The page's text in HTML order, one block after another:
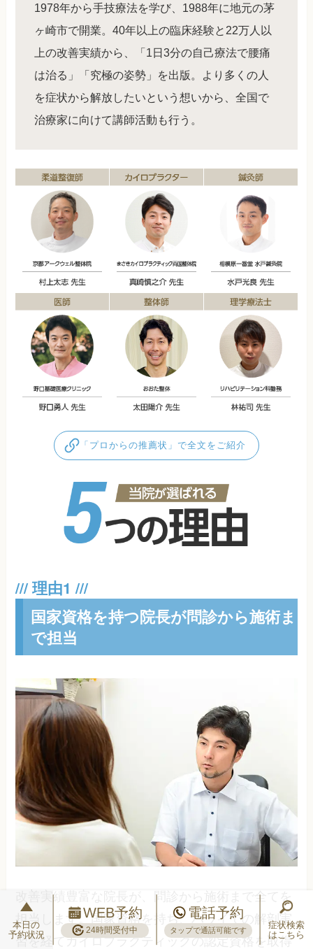
1978年から手技療法を学び、1988年に地元の茅
ヶ崎市で開業。40年以上の臨床経験と22万人以
上の改善実績から、「1日3分の自己療法で腰痛
は治る」「究極の姿勢」を出版。より多くの人
を症状から解放したいという想いから、全国で
治療家に向けて講師活動も行う。
「プロからの推薦状」で全文をご紹介
国家資格を持つ院長が問診から施術ま
で担当
改善実績豊富な院長が、問診から施術まで全てを
担当します。国家資格を持ち、ハワイでの解剖実
習を経てカイロプラクティックの認定資格を取得
本日の
予約状況
WEB予約
24時間受付中
電話予約
タップで通話可能です
症状検索
はこちら